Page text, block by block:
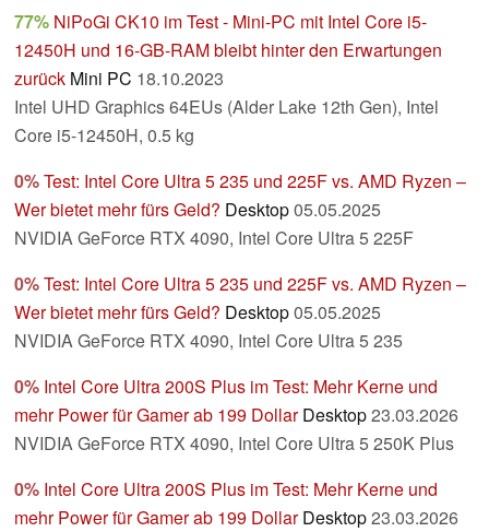
77% NiPoGi CK10 im Test - Mini-PC mit Intel Core i5-
12450H und 16-GB-RAM bleibt hinter den Erwartungen
zurück Mini PC 18.10.2023
Intel UHD Graphics 64EUs (Alder Lake 12th Gen), Intel
Core i5-12450H, 0.5 kg
0%Test: Intel Core Ultra 5 235 und 225F vs. AMD Ryzen –
Wer bietet mehr fürs Geld? Desktop05.05.2025
NVIDIA GeForce RTX 4090, Intel Core Ultra 5 225F
0%Test: Intel Core Ultra 5 235 und 225F vs. AMD Ryzen –
Wer bietet mehr fürs Geld? Desktop05.05.2025
NVIDIA GeForce RTX 4090, Intel Core Ultra 5 235
0% Intel Core Ultra 200S Plus im Test: Mehr Kerne und
mehr Power für Gamer ab 199 Dollar Desktop23.03.2026
NVIDIA GeForce RTX 4090, Intel Core Ultra 5 250K Plus
0% Intel Core Ultra 200S Plus im Test: Mehr Kerne und
mehr Power für Gamer ab 199 Dollar Desktop23.03.2026